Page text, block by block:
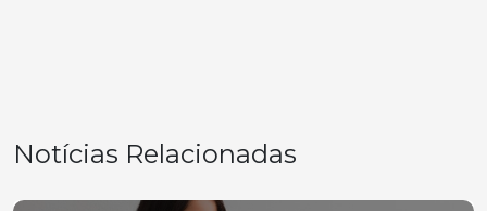
Notícias Relacionadas